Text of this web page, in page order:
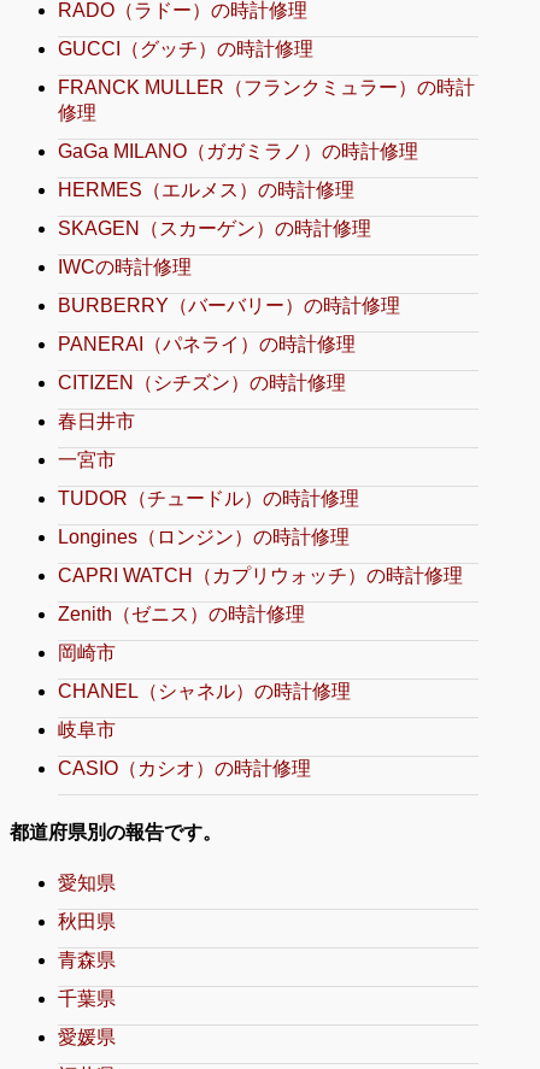
RADO（ラドー）の時計修理
GUCCI（グッチ）の時計修理
FRANCK MULLER（フランクミュラー）の時計
修理
GaGa MILANO（ガガミラノ）の時計修理
HERMES（エルメス）の時計修理
SKAGEN（スカーゲン）の時計修理
IWCの時計修理
BURBERRY（バーバリー）の時計修理
PANERAI（パネライ）の時計修理
CITIZEN（シチズン）の時計修理
春日井市
一宮市
TUDOR（チュードル）の時計修理
Longines（ロンジン）の時計修理
CAPRI WATCH（カプリウォッチ）の時計修理
Zenith（ゼニス）の時計修理
岡崎市
CHANEL（シャネル）の時計修理
岐阜市
CASIO（カシオ）の時計修理
都道府県別の報告です。
愛知県
秋田県
青森県
千葉県
愛媛県